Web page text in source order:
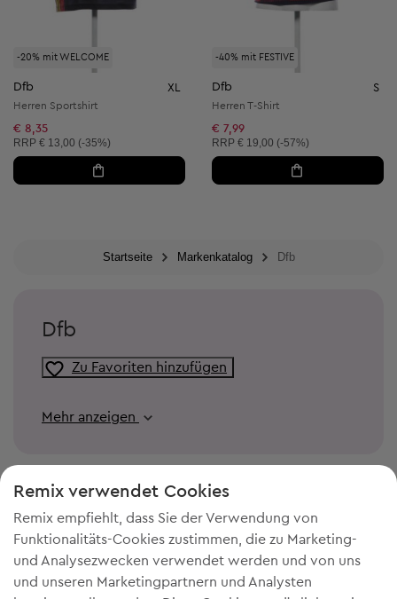
-20% mit WELCOME
Dfb XL
Herren Sportshirt
€ 8,35
Unverbindliche Preisempfehlung:
RRP € 13,00 (-35%)
-40% mit FESTIVE
Dfb S
Herren T-Shirt
€ 7,99
Unverbindliche Preisempfehlung:
RRP € 19,00 (-57%)
Startseite Markenkatalog Dfb
Dfb
Zu Favoriten hinzufügen
Mehr anzeigen
Remix verwendet Cookies
Remix empfiehlt, dass Sie der Verwendung von
Funktionalitäts-Cookies zustimmen, die zu Marketing-
und Analysezwecken verwendet werden und von uns
und unseren Marketingpartnern und Analysten